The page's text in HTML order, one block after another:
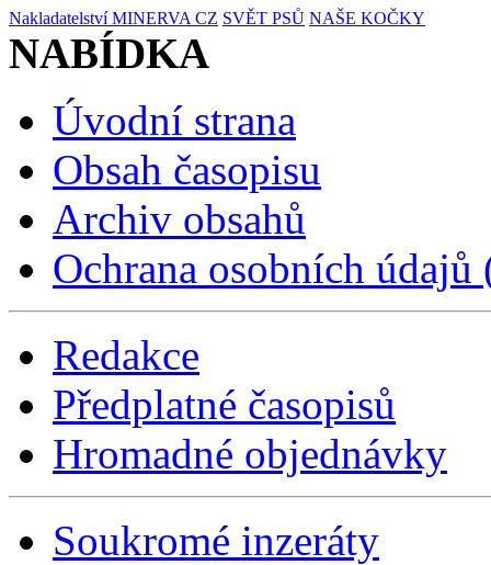
Nakladatelství MINERVA CZ SVĚT PSŮ NAŠE KOČKY
NABÍDKA
Úvodní strana
Obsah časopisu
Archiv obsahů
Ochrana osobních údajů
Redakce
Předplatné časopisů
Hromadné objednávky
Soukromé inzeráty